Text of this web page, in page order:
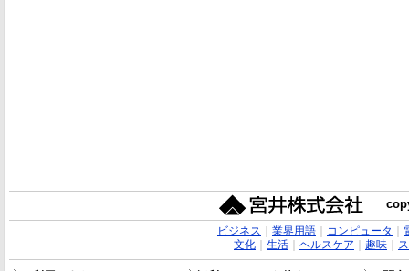
ビジネス 業界用語｜ コンピュータ
文化｜ 生活｜ ヘルスケア 趣味｜